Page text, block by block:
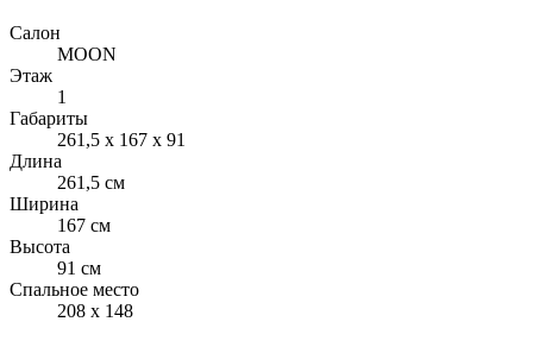
эстетику и функциональность, MOON 117 позволяет собрать
уникальный дизайн, созвучный Вашему стилю и образу
жизни. На выбор предлагается несколько вариантов
подлокотников:
- широкий подлокотник с вместительной емкостью для
хранения под съемной подушкой, фиксирующейся с помощью
магнитов;
- узкий подлокотник со столешницей и емкостью для
хранения;
- узкий подлокотник без декора.
Салон
MOON
Этаж
1
Габариты
261,5 x 167 x 91
Длина
261,5 см
Ширина
167 см
Высота
91 см
Спальное место
208 x 148